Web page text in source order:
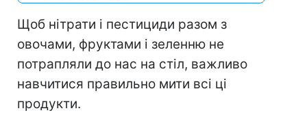
Щоб нітрати і пестициди разом з
овочами, фруктами і зеленню не
потрапляли до нас на стіл, важливо
навчитися правильно мити всі ці
продукти.